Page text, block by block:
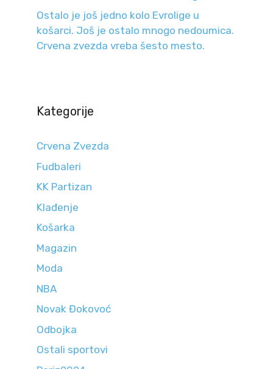
Ostalo je još jedno kolo Evrolige u
košarci. Još je ostalo mnogo nedoumica.
Crvena zvezda vreba šesto mesto.
Kategorije
Crvena Zvezda
Fudbaleri
KK Partizan
Klađenje
Košarka
Magazin
Moda
NBA
Novak Đokovoć
Odbojka
Ostali sportovi